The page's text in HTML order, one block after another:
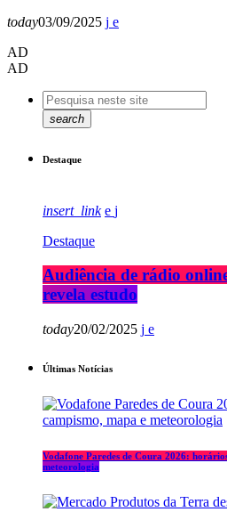
today03/09/2025
AD
AD
search
Destaque
insert_link
Destaque
Audiência de rádio
revela estudo
today20/02/2025
Últimas Notícias
Vodafone Paredes de Coura 2026:
meteorologia